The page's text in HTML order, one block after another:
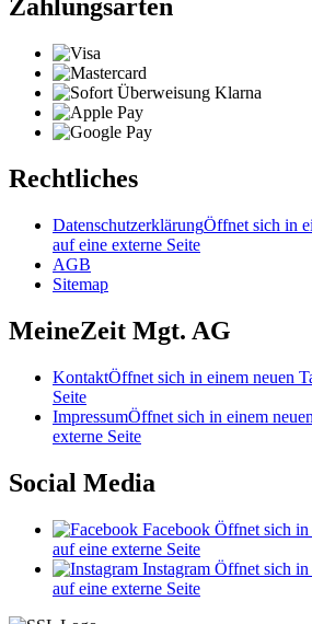
Zahlungsarten
Rechtliches
DatenschutzerklärungÖffnet sich in
auf eine externe Seite
AGB
Sitemap
MeineZeit Mgt. AG
KontaktÖffnet sich in einem neuen
Seite
ImpressumÖffnet sich in einem
externe Seite
Social Media
Facebook Öffnet sich in
auf eine externe Seite
Instagram Öffnet sich in
auf eine externe Seite